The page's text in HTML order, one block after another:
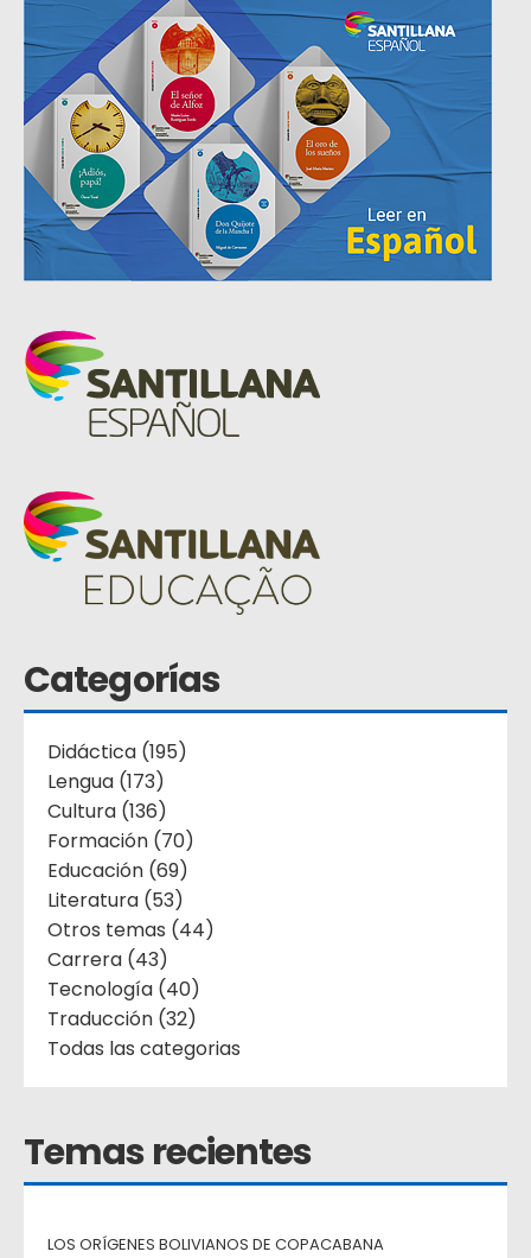
Categorías
Didáctica (195)
Lengua (173)
Cultura (136)
Formación (70)
Educación (69)
Literatura (53)
Otros temas (44)
Carrera (43)
Tecnología (40)
Traducción (32)
Todas las categorias
Temas recientes
LOS ORÍGENES BOLIVIANOS DE COPACABANA